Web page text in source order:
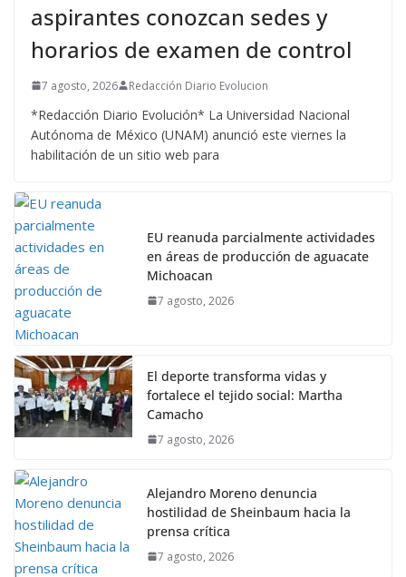
aspirantes conozcan sedes y
horarios de examen de control
7 agosto, 2026 Redacción Diario Evolucion
*Redacción Diario Evolución* La Universidad Nacional
Autónoma de México (UNAM) anunció este viernes la
habilitación de un sitio web para
EU reanuda parcialmente actividades
en áreas de producción de aguacate
Michoacan
7 agosto, 2026
El deporte transforma vidas y
fortalece el tejido social: Martha
Camacho
7 agosto, 2026
Alejandro Moreno denuncia
hostilidad de Sheinbaum hacia la
prensa crítica
7 agosto, 2026